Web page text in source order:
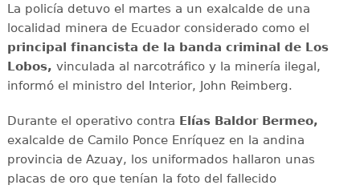
La policía detuvo el martes a un exalcalde de una
localidad minera de Ecuador considerado como el
principal financista de la banda criminal de Los
Lobos, vinculada al narcotráfico y la minería ilegal,
informó el ministro del Interior, John Reimberg.
Durante el operativo contra Elías Baldor Bermeo,
exalcalde de Camilo Ponce Enríquez en la andina
provincia de Azuay, los uniformados hallaron unas
placas de oro que tenían la foto del fallecido